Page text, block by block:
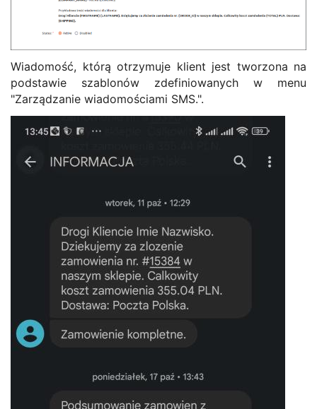
Wiadomość, którą otrzymuje klient jest tworzona na
podstawie szablonów zdefiniowanych w menu
"Zarządzanie wiadomościami SMS.".